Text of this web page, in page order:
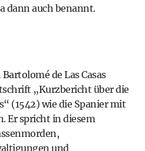
dann auch benannt.
de Las Casas
„Kurzbericht über die
(1542) wie die Spanier mit
Er spricht in diesem
und